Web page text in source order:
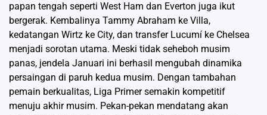
papan tengah seperti West Ham dan Everton juga ikut
bergerak. Kembalinya Tammy Abraham ke Villa,
kedatangan Wirtz ke City, dan transfer Lucumí ke Chelsea
menjadi sorotan utama. Meski tidak seheboh musim
panas, jendela Januari ini berhasil mengubah dinamika
persaingan di paruh kedua musim. Dengan tambahan
pemain berkualitas, Liga Primer semakin kompetitif
menuju akhir musim. Pekan-pekan mendatang akan